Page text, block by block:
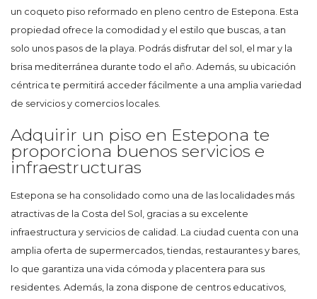
un coqueto piso reformado en pleno centro de Estepona. Esta
propiedad ofrece la comodidad y el estilo que buscas, a tan
solo unos pasos de la playa. Podrás disfrutar del sol, el mar y la
brisa mediterránea durante todo el año. Además, su ubicación
céntrica te permitirá acceder fácilmente a una amplia variedad
de servicios y comercios locales.
Adquirir un piso en Estepona te
proporciona buenos servicios e
infraestructuras
Estepona se ha consolidado como una de las localidades más
atractivas de la Costa del Sol, gracias a su excelente
infraestructura y servicios de calidad. La ciudad cuenta con una
amplia oferta de supermercados, tiendas, restaurantes y bares,
lo que garantiza una vida cómoda y placentera para sus
residentes. Además, la zona dispone de centros educativos,